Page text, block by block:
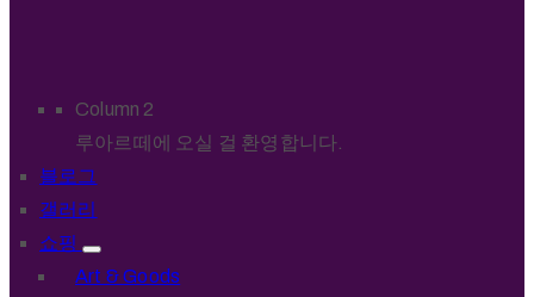
Column 2
루아르떼에 오실 걸 환영합니다.
블로그
갤러리
쇼핑
Art & Goods